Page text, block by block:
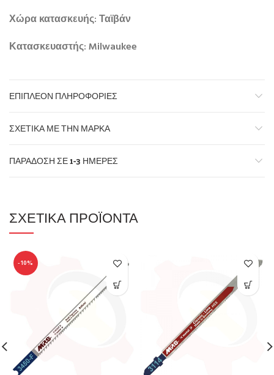
Χώρα κατασκευής: Ταϊβάν
Κατασκευαστής: Milwaukee
ΕΠΙΠΛΈΟΝ ΠΛΗΡΟΦΟΡΊΕΣ
ΣΧΕΤΙΚΆ ΜΕ ΤΗΝ ΜΆΡΚΑ
ΠΑΡΆΔΟΣΗ ΣΕ 1-3 ΗΜΈΡΕΣ
ΣΧΕΤΙΚΆ ΠΡΟΪΌΝΤΑ
-10%